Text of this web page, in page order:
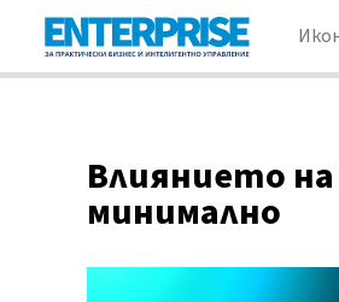
Влиянието
минимално